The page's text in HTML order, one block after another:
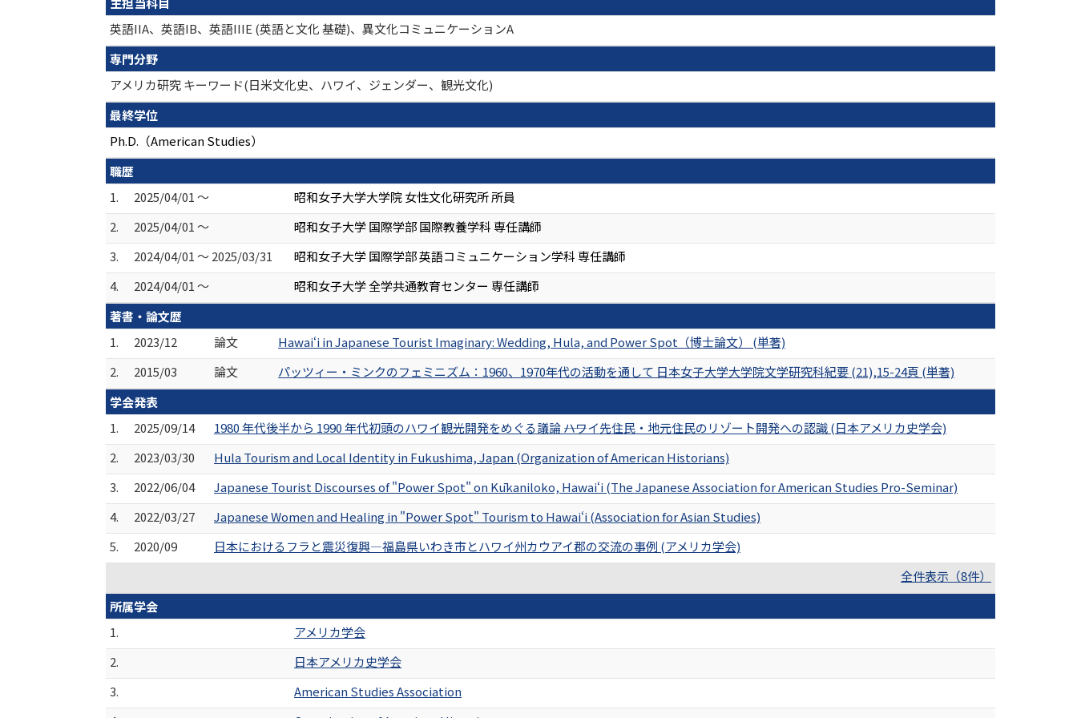
英語IIA、英語IB、英語IIIE (英語と文化 基礎)、異文化コミュニケーションA
専門分野
アメリカ研究 キーワード(日米文化史、ハワイ、ジェンダー、観光文化)
最終学位
Ph.D.（American Studies）
職歴
1.
2025/04/01 ～
昭和女子大学大学院 女性文化研究所 所員
2.
2025/04/01 ～
昭和女子大学 国際学部 国際教養学科 専任講師
3.
2024/04/01 ～ 2025/03/31
昭和女子大学 国際学部 英語コミュニケーション学科 専任講師
4.
2024/04/01 ～
昭和女子大学 全学共通教育センター 専任講師
著書・論文歴
1.
2023/12 論文
Hawaiʻi in Japanese Tourist Imaginary: Wedding, Hula, and Power Spot（博士論文） (単著)
2.
2015/03 論文
パッツィー・ミンクのフェミニズム：1960、1970年代の活動を通して 日本女子大学大学院文学研究科紀要 (21),15-24頁 (単著)
学会発表
1.
2025/09/14
1980 年代後半から 1990 年代初頭のハワイ観光開発をめぐる議論 ――ハワイ先住民・地元住民のリゾート開発への認識 (日本アメリカ史学会)
2.
2023/03/30
Hula Tourism and Local Identity in Fukushima, Japan (Organization of American Historians)
3.
2022/06/04
Japanese Tourist Discourses of "Power Spot" on Kūkaniloko, Hawaiʻi (The Japanese Association for American Studies Pro-Seminar)
4.
2022/03/27
Japanese Women and Healing in "Power Spot" Tourism to Hawaiʻi (Association for Asian Studies)
5.
2020/09
日本におけるフラと震災復興―福島県いわき市とハワイ州カウアイ郡の交流の事例 (アメリカ学会)
全件表示（8件）
所属学会
1.
アメリカ学会
2.
日本アメリカ史学会
3.
American Studies Association